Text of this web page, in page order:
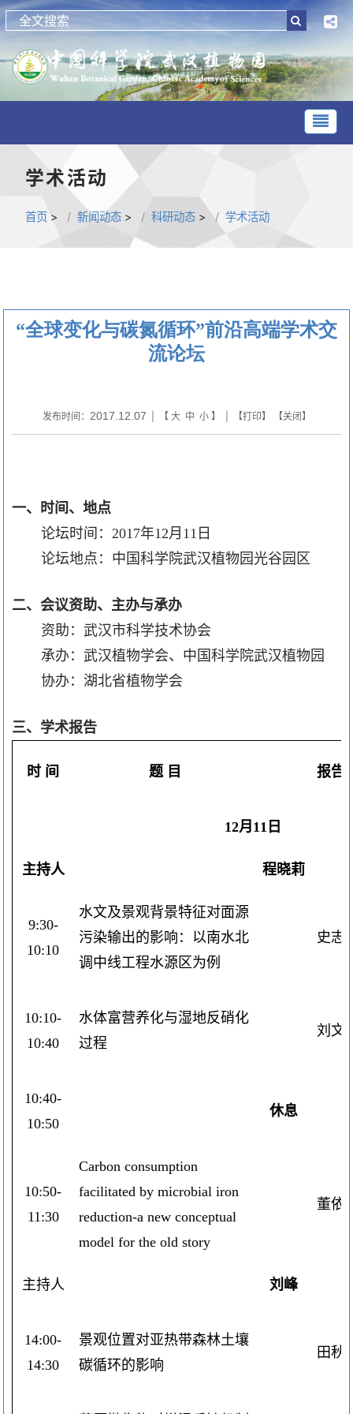
学术活动
首页 > 新闻动态 > 科研动态 > 学术活动
“全球变化与碳氮循环”前沿高端学术交
流论坛
发布时间： 2017.12.07 | 【 大 中 小】 | 【打印】 【关闭】
一、时间、地点
论坛时间： 2017年12月 11 日
论坛地点：中国科学院武汉植物园光谷园区
二、会议资助、主办与承办
资助：武汉市科学技术协会
承办：武汉植物学会、中国科学院武汉植物园
协办：湖北省植物学会
三、 学术报告
时 间 题 目 报告
12月 11 日
主持人 程晓莉
9:30-
10:10
水文及景观背景特征对面源
污染输出的影响：以南水北
调中线工程水源区为例
史志
10:10-
10:40
水体富营养化与湿地反硝化
过程
刘文
10:40-
10:50
休息
10:50-
11:30
Carbon consumption
facilitated by microbial iron
reduction-a new conceptual
model for the old story
董依
主持人 刘峰
14:00-
14:30
景观位置对亚热带森林土壤
碳循环的影响
田秋